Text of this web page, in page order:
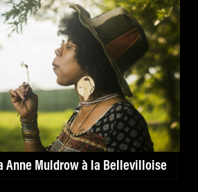
Anne Muldrow à la Bellevilloise